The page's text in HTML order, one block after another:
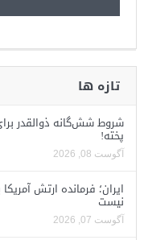
تازه ها
شروط شش‌گانه ذوالقدر
پخته!
آگوست 08, 2026
ایران؛ فرمانده ارتش
نیست
آگوست 07, 2026